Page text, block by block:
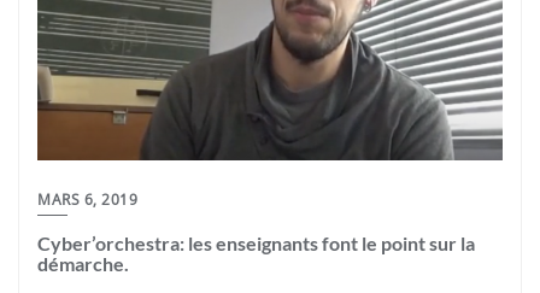
MARS 6, 2019
Cyber’orchestra: les enseignants font le point sur la
démarche.